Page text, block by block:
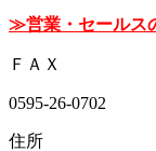
≫営業・セールス
ＦＡＸ
0595-26-0702
住所